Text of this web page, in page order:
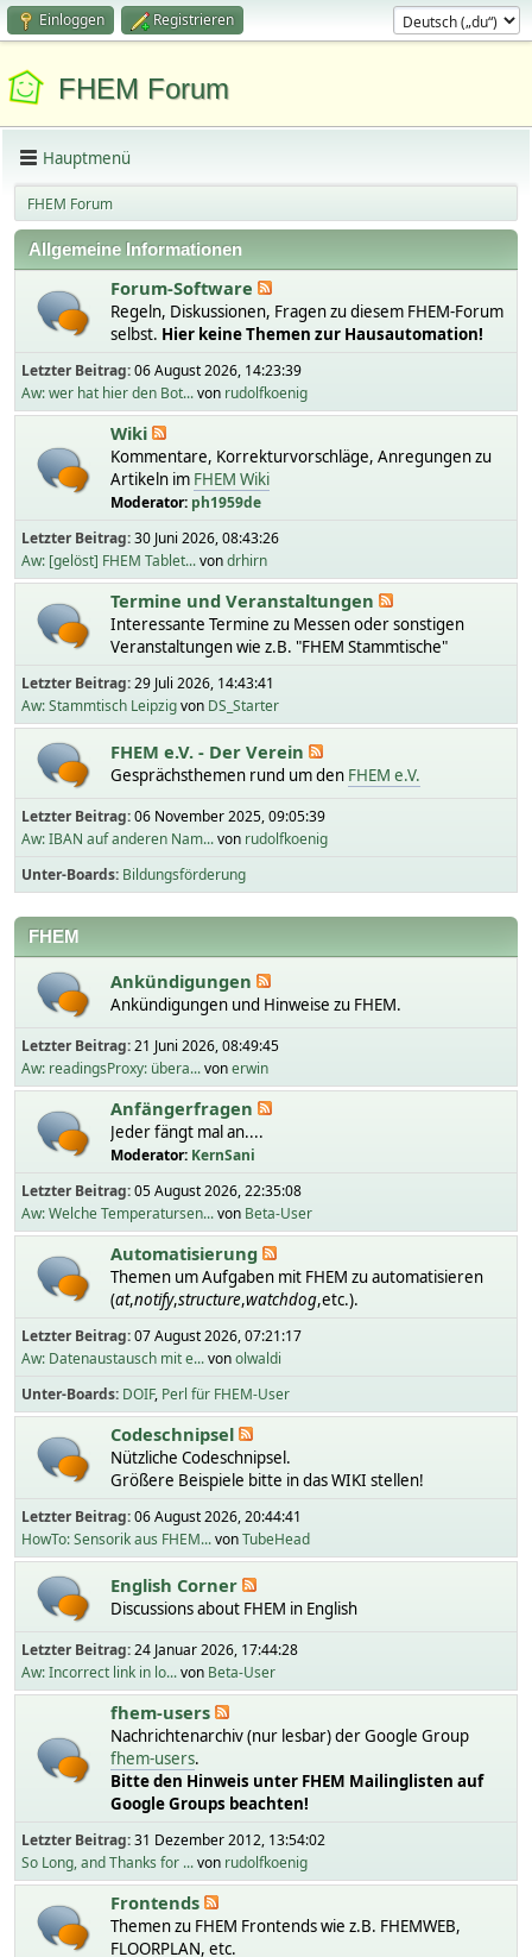
Einloggen Registrieren
FHEM Forum
Hauptmenü
FHEM Forum
Allgemeine Informationen
Forum-Software
Regeln, Diskussionen, Fragen zu diesem FHEM-Forum
selbst. Hier keine Themen zur Hausautomation!
Letzter Beitrag:06 August 2026, 14:23:39
Aw: wer hat hier den Bot...von rudolfkoenig
Wiki
Kommentare, Korrekturvorschläge, Anregungen zu
Artikeln im FHEM Wiki
Moderator: ph1959de
Letzter Beitrag:30 Juni 2026, 08:43:26
Aw: [gelöst] FHEM Tablet...vondrhirn
Termine und Veranstaltungen
Interessante Termine zu Messen oder sonstigen
Veranstaltungen wie z.B. "FHEM Stammtische"
Letzter Beitrag:29 Juli 2026, 14:43:41
Aw: Stammtisch Leipzigvon DS_Starter
FHEM e.V. - Der Verein
Gesprächsthemen rund um den FHEM e.V.
Letzter Beitrag:06 November 2025, 09:05:39
Aw: IBAN auf anderen Nam...von rudolfkoenig
Unter-Boards Bildungsförderung
FHEM
Ankündigungen
Ankündigungen und Hinweise zu FHEM.
Letzter Beitrag:21 Juni 2026, 08:49:45
Aw: readingsProxy: übera...vonerwin
Anfängerfragen
Jeder fängt mal an....
Moderator: KernSani
Letzter Beitrag:05 August 2026, 22:35:08
Aw: Welche Temperatursen...von Beta-User
Automatisierung
Themen um Aufgaben mit FHEM zu automatisieren
(at,notify,structure,watchdog,etc.).
Letzter Beitrag:07 August 2026, 07:21:17
Aw: Datenaustausch mit e...vonolwaldi
Unter-Boards DOIF Perl für FHEM-User
Codeschnipsel
Nützliche Codeschnipsel.
Größere Beispiele bitte in das WIKI stellen!
Letzter Beitrag:06 August 2026, 20:44:41
HowTo: Sensorik aus FHEM...vonTubeHead
English Corner
Discussions about FHEM in English
Letzter Beitrag:24 Januar 2026, 17:44:28
Aw: Incorrect link in lo...von Beta-User
fhem-users
Nachrichtenarchiv (nur lesbar) der Google Group
fhem-users.
Bitte den Hinweis unter FHEM Mailinglisten auf
Google Groups beachten!
Letzter Beitrag:31 Dezember 2012, 13:54:02
So Long, and Thanks for ...von rudolfkoenig
Frontends
Themen zu FHEM Frontends wie z.B. FHEMWEB,
FLOORPLAN, etc.